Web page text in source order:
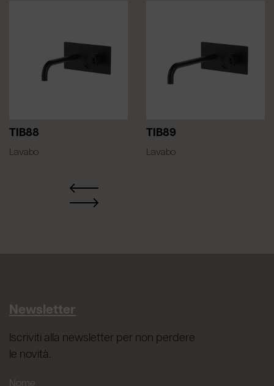
TIB88
Lavabo
TIB89
Lavabo
Newsletter
Iscriviti alla newsletter per non perdere
le novità.